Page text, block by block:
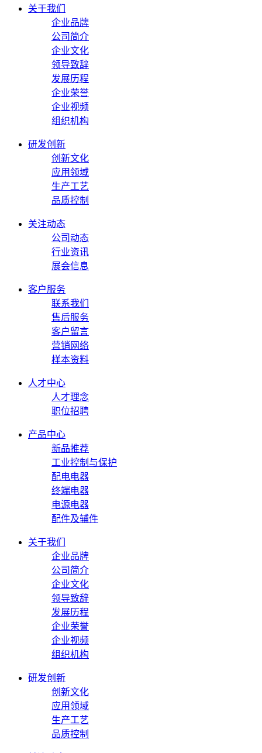
关于我们
企业品牌
公司简介
企业文化
领导致辞
发展历程
企业荣誉
企业视频
组织机构
研发创新
创新文化
应用领域
生产工艺
品质控制
关注动态
公司动态
行业资讯
展会信息
客户服务
联系我们
售后服务
客户留言
营销网络
样本资料
人才中心
人才理念
职位招聘
产品中心
新品推荐
工业控制与保护
配电电器
终端电器
电源电器
配件及辅件
关于我们
企业品牌
公司简介
企业文化
领导致辞
发展历程
企业荣誉
企业视频
组织机构
研发创新
创新文化
应用领域
生产工艺
品质控制